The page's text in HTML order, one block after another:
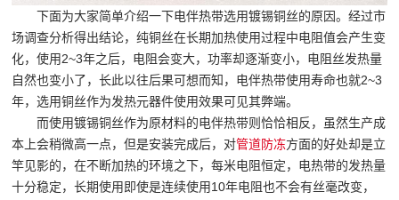
下面为大家简单介绍一下电伴热带选用镀锡铜丝的原因。经过市
场调查分析得出结论，纯铜丝在长期加热使用过程中电阻值会产生变
化，使用2~3年之后，电阻会变大，功率却逐渐变小，电阻丝发热量
自然也变小了，长此以往后果可想而知，电伴热带使用寿命也就2~3
年，选用铜丝作为发热元器件使用效果可见其弊端。
而使用镀锡铜丝作为原材料的电伴热带则恰恰相反，虽然生产成
本上会稍微高一点，但是安装完成后，对管道防冻方面的好处却是立
竿见影的，在不断加热的环境之下，每米电阻恒定，电热带的发热量
十分稳定，长期使用即使是连续使用10年电阻也不会有丝毫改变，